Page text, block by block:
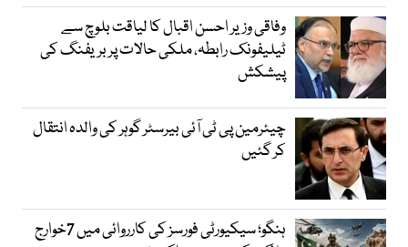
وفاقی وزیر احسن اقبال کا لیاقت بلوچ سے
ٹیلیفونک رابطہ، ملکی حالات پر بریفنگ کی
پیشکش
چیئرمین پی ٹی آئی بیرسٹر گوہر کی والدہ انتقال
کر گئیں
ہنگو؛ سیکیورٹی فورسز کی کارروائی میں 7خوارج